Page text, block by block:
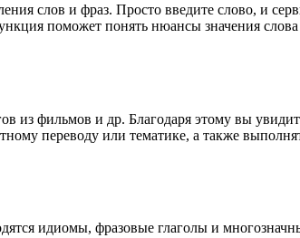
слов и фраз. Просто введите слово, и
поможет понять нюансы значения
из фильмов и др. Благодаря этому вы
переводу или тематике, а также
идиомы, фразовые глаголы и